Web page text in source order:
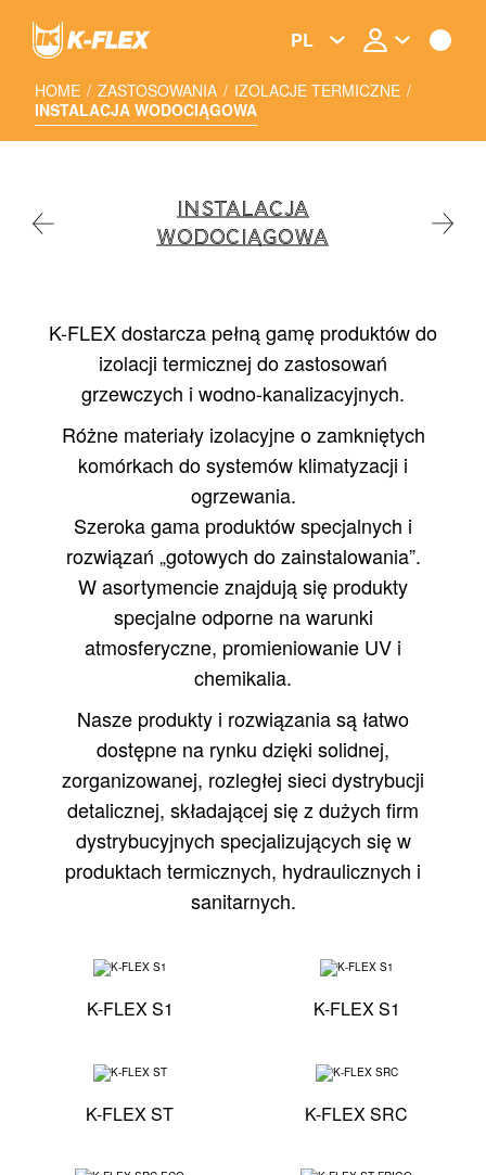
content
PL
HOME / ZASTOSOWANIA / IZOLACJE TERMICZNE /
INSTALACJA WODOCIĄGOWA
INSTALACJA
WODOCIĄGOWA
K-FLEX dostarcza pełną gamę produktów do
izolacji termicznej do zastosowań
grzewczych i wodno-kanalizacyjnych.
Różne materiały izolacyjne o zamkniętych
komórkach do systemów klimatyzacji i
ogrzewania.
Szeroka gama produktów specjalnych i
rozwiązań „gotowych do zainstalowania”.
W asortymencie znajdują się produkty
specjalne odporne na warunki
atmosferyczne, promieniowanie UV i
chemikalia.
Nasze produkty i rozwiązania są łatwo
dostępne na rynku dzięki solidnej,
zorganizowanej, rozległej sieci dystrybucji
detalicznej, składającej się z dużych firm
dystrybucyjnych specjalizujących się w
produktach termicznych, hydraulicznych i
sanitarnych.
K-FLEX S1
Specyfikacja techniczna - K-FLEX S1
K-FLEX S1
K-FLEX ST
Specyfikacja techniczna - K-FLEX ST
K-FLEX SRC